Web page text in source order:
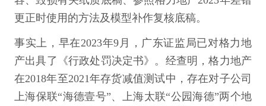
更正时使用的方法及模型补作复核底稿。
事实上，早在2023年9月，广东证监局已对格力地
产出具了《行政处罚决定书》。经查明，格力地产
在2018年至2021年存货减值测试中，存在对子公司
上海保联“海德壹号”、上海太联“公园海德”两个地